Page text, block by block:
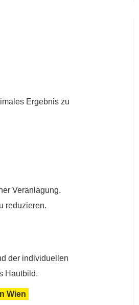
Ergebnis zu
Veranlagung.
reduzieren.
der individuellen
Hautbild.
Wien